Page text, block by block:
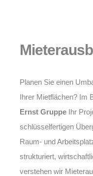
Planen Sie einen
Ihrer Mietflächen? Im
Ernst Gruppe Ihr
schlüsselfertigen
Raum- und
strukturiert,
verstehen wir